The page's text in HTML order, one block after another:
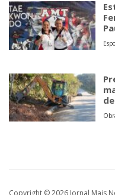
Copyright © 2026 Jornal Mais